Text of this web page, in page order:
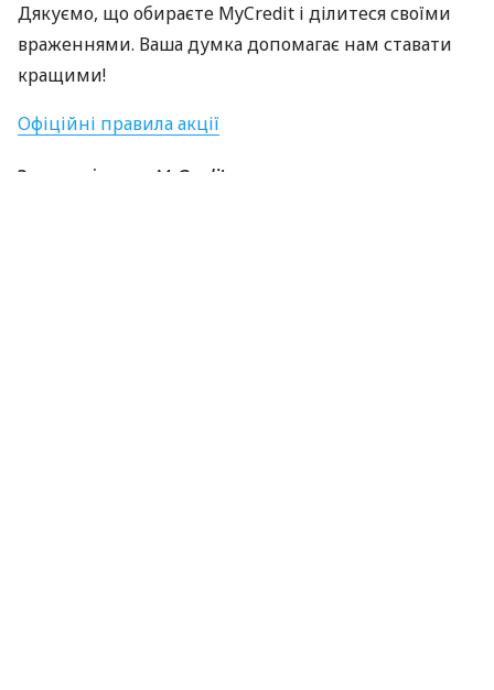
Дякуємо, що обираєте MyCredit і ділитеся своїми
враженнями. Ваша думка допомагає нам ставати
кращими!
Офіційні правила акції
За матеріалами: MyCredit